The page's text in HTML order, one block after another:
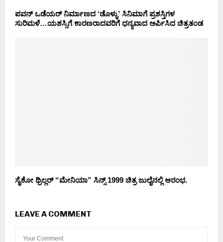
ಪವನ್ ಒಡೆಯರ್ ನಿರ್ಮಾಣದ ‘ಡೊಳ್ಳು’ ಸಿನಿಮಾಗೆ ಪ್ರಶಸ್ತಿಗಳ
ಸುರಿಮಳೆ…ಯಶಸ್ಸಿಗೆ ಕಾರಣರಾದವರಿಗೆ ಧನ್ಯವಾದ ಅರ್ಪಿಸಿದ ಚಿತ್ರತಂಡ
ಸೈಕೋ ಥ್ರಿಲ್ಲರ್ “ಮೇನಿಯಾ” ಸಿನ್ಸ್ 1999 ಚಿತ್ರ ಜುಲೈನಲ್ಲಿ ಆರಂಭ.
LEAVE A COMMENT